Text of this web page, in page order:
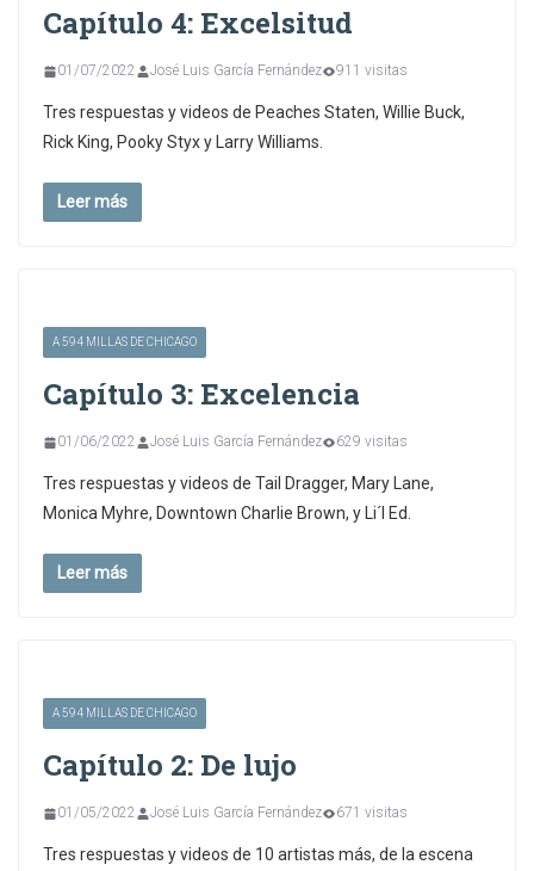
Capítulo 4: Excelsitud
01/07/2022 José Luis García Fernández 911 visitas
Tres respuestas y videos de Peaches Staten, Willie Buck,
Rick King, Pooky Styx y Larry Williams.
Leer más
A 594 MILLAS DE CHICAGO
Capítulo 3: Excelencia
01/06/2022 José Luis García Fernández 629 visitas
Tres respuestas y videos de Tail Dragger, Mary Lane,
Monica Myhre, Downtown Charlie Brown, y Li´l Ed.
Leer más
A 594 MILLAS DE CHICAGO
Capítulo 2: De lujo
01/05/2022 José Luis García Fernández 671 visitas
Tres respuestas y videos de 10 artistas más, de la escena